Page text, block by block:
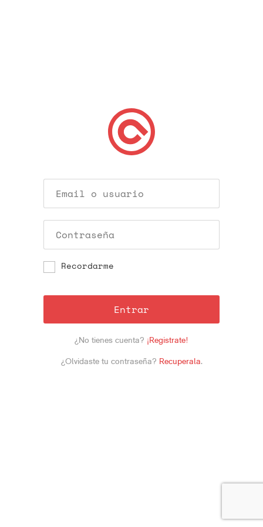
Recordarme
Entrar
¿No tienes cuenta? ¡Registrate!
¿Olvidaste tu contraseña? Recuperala.